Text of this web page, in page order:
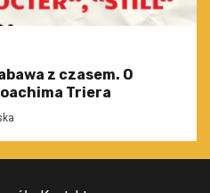
z czasem. O
Triera